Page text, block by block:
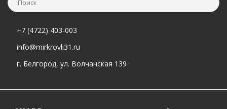
+7 (4722) 403-003
info@mirkrovli31.ru
г. Белгород, ул. Волчанская 139